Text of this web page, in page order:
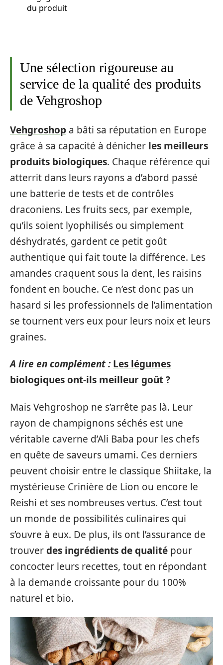
du produit
Une sélection rigoureuse au
service de la qualité des produits
de Vehgroshop
Vehgroshop a bâti sa réputation en Europe
grâce à sa capacité à dénicher les meilleurs
produits biologiques. Chaque référence qui
atterrit dans leurs rayons a d’abord passé
une batterie de tests et de contrôles
draconiens. Les fruits secs, par exemple,
qu’ils soient lyophilisés ou simplement
déshydratés, gardent ce petit goût
authentique qui fait toute la différence. Les
amandes craquent sous la dent, les raisins
fondent en bouche. Ce n’est donc pas un
hasard si les professionnels de l’alimentation
se tournent vers eux pour leurs noix et leurs
graines.
A lire en complément : Les légumes
biologiques ont-ils meilleur goût ?
Mais Vehgroshop ne s’arrête pas là. Leur
rayon de champignons séchés est une
véritable caverne d’Ali Baba pour les chefs
en quête de saveurs umami. Ces derniers
peuvent choisir entre le classique Shiitake, la
mystérieuse Crinière de Lion ou encore le
Reishi et ses nombreuses vertus. C’est tout
un monde de possibilités culinaires qui
s’ouvre à eux. De plus, ils ont l’assurance de
trouverdes ingrédients de qualité pour
concocter leurs recettes, tout en répondant
à la demande croissante pour du 100%
naturel et bio.